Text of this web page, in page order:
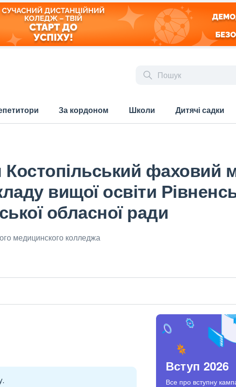
За кордоном Школи Дитячі садки
Костопільський фаховий
вищої освіти
обласної ради
медицинского колледжа
Вступ 2026
Все про вступну